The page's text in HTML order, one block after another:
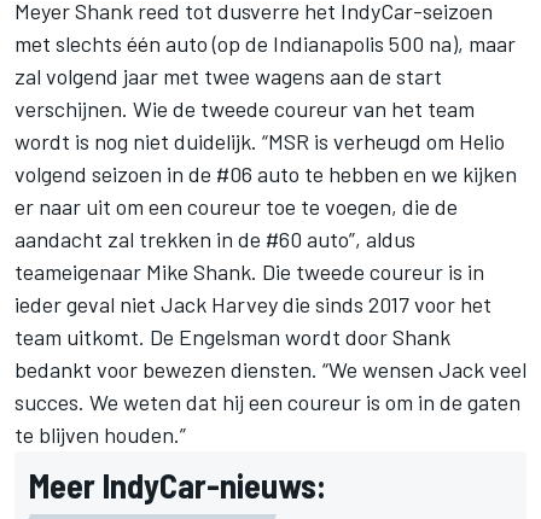
Meyer Shank reed tot dusverre het IndyCar-seizoen
met slechts één auto (op de Indianapolis 500 na), maar
zal volgend jaar met twee wagens aan de start
verschijnen. Wie de tweede coureur van het team
wordt is nog niet duidelijk. “MSR is verheugd om Helio
volgend seizoen in de #06 auto te hebben en we kijken
er naar uit om een coureur toe te voegen, die de
aandacht zal trekken in de #60 auto”, aldus
teameigenaar Mike Shank. Die tweede coureur is in
ieder geval niet Jack Harvey die sinds 2017 voor het
team uitkomt. De Engelsman wordt door Shank
bedankt voor bewezen diensten. “We wensen Jack veel
succes. We weten dat hij een coureur is om in de gaten
te blijven houden.”
Meer IndyCar-nieuws: